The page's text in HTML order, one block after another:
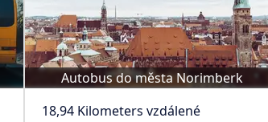
Autobus do města Norimberk
18,94 Kilometers vzdálené